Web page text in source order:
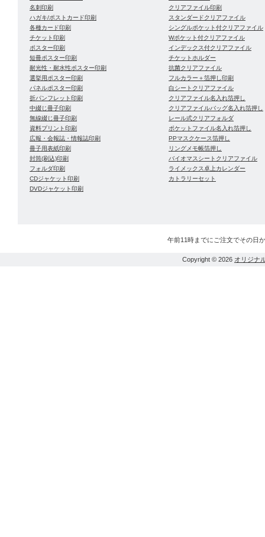
名刺印刷
ハガキ/ポストカード印刷
各種カード印刷
チケット印刷
ポスター印刷
短冊ポスター印刷
耐光性・耐水性ポスター印刷
選挙用ポスター印刷
パネルポスター印刷
折パンフレット印刷
中綴じ冊子印刷
無線綴じ冊子印刷
資料プリント印刷
広報・会報誌・情報誌印刷
冊子用表紙印刷
封筒(刷込)印刷
フォルダ印刷
CDジャケット印刷
DVDジャケット印刷
クリアファイル印刷
スタンダードクリアファイル
シングルポケット付クリアファイル
Wポケット付クリアファイル
インデックス付クリアファイル
チケットホルダー
抗菌クリアファイル
フルカラー＋箔押し印刷
白シートクリアファイル
クリアファイル名入れ箔押し
クリアファイルバッグ名入れ箔押し
レール式クリアフォルダ
ポケットファイル名入れ箔押し
PPマスクケース箔押し
リングメモ帳箔押し
バイオマスシートクリアファイル
ライメックス卓上カレンダー
カトラリーセット
午前11時までにご注文でその日
Copyright © 2026 オリジナ